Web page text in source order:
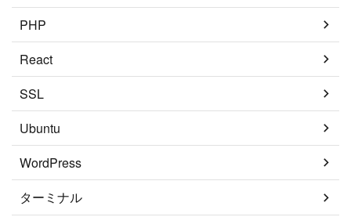
PHP
React
SSL
Ubuntu
WordPress
ターミナル